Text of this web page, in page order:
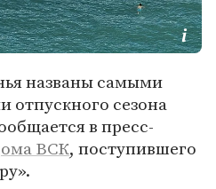
названы самыми
отпускного сезона
в пресс-
ВСК, поступившего